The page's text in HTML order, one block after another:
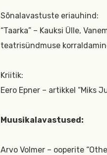
Sõnalavastuste eriauhind:
“Taarka” – Kauksi Ülle,
teatrisündmuse
Kriitik:
Eero Epner – artikkel “Miks
Muusikalavastused:
Arvo Volmer – ooperite